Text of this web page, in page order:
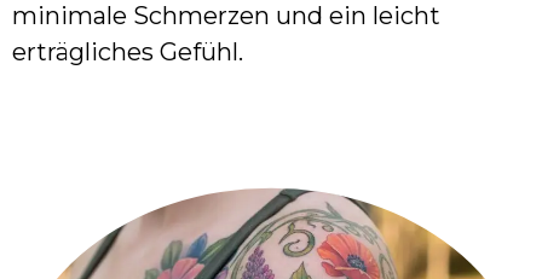
minimale Schmerzen und ein leicht
erträgliches Gefühl.